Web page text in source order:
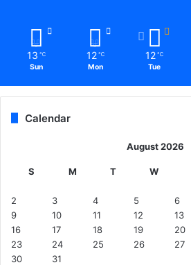
13 ℃
Sun
12 ℃
Mon
12 ℃
Tue
Calendar
August 2026
S M T W
2
3 4 5 6
9
10 11 12 13
16
17 18 19 20
23
24 25 26 27
30
31